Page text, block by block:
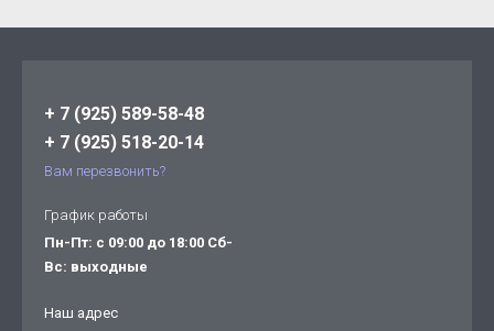
+ 7 (925) 589-58-48
+ 7 (925) 518-20-14
Вам перезвонить?
График работы
Пн-Пт: с 09:00 до 18:00 Сб-
Вс: выходные
Наш адрес